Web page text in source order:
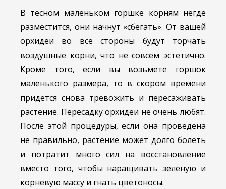
В тесном маленьком горшке корням негде
разместится, они начнут «сбегать». От вашей
орхидеи во все стороны будут торчать
воздушные корни, что не совсем эстетично.
Кроме того, если вы возьмете горшок
маленького размера, то в скором времени
придется снова тревожить и пересаживать
растение. Пересадку орхидеи не очень любят.
После этой процедуры, если она проведена
не правильно, растение может долго болеть
и потратит много сил на восстановление
вместо того, чтобы наращивать зеленую и
корневую массу и гнать цветоносы.